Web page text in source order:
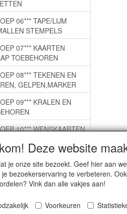
Deze website
je onze site bezoekt. Geef hier aan
je bezoekerservaring te verbeteren.
Vink dan alle vakjes aan!
Voorkeuren
06*** TAPE/LIJM
STEMPELS
07*** KAARTEN
TOEBEHOREN
08*** TEKENEN EN
GELPEN,MARKER
09*** KRALEN EN
10*** WENSKAARTEN